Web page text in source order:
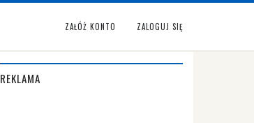
ZAŁÓŻ KONTO ZALOGUJ SIĘ
REKLAMA